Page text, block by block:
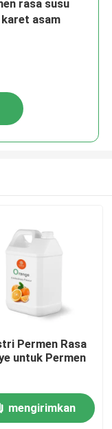
rasa susu
asam
Permen Rasa
untuk Permen
mengirimkan